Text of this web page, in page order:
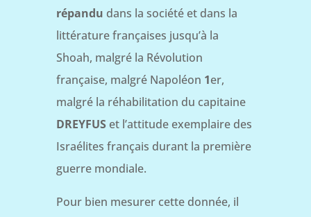
répandu dans la société et dans la
littérature françaises jusqu’à la
Shoah, malgré la Révolution
française, malgré Napoléon 1er,
malgré la réhabilitation du capitaine
DREYFUSet l’attitude exemplaire des
Israélites français durant la première
guerre mondiale.
Pour bien mesurer cette donnée, il